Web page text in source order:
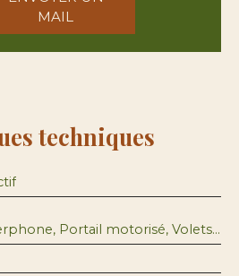
MAIL
techniques
Digicode, Gardien, Interphone, Portail motorisé, Volets électriques